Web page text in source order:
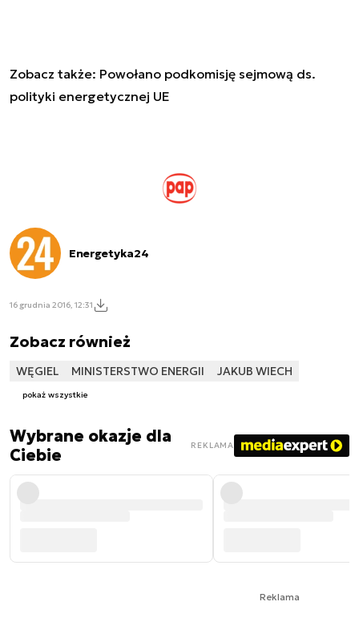
Zobacz także: Powołano podkomisję sejmową ds.
polityki energetycznej UE
Energetyka24
16 grudnia 2016, 12:31
Zobacz również
WĘGIEL MINISTERSTWO ENERGII JAKUB WIECH
pokaż wszystkie
Wybrane okazje dla
Ciebie
REKLAMA
Reklama